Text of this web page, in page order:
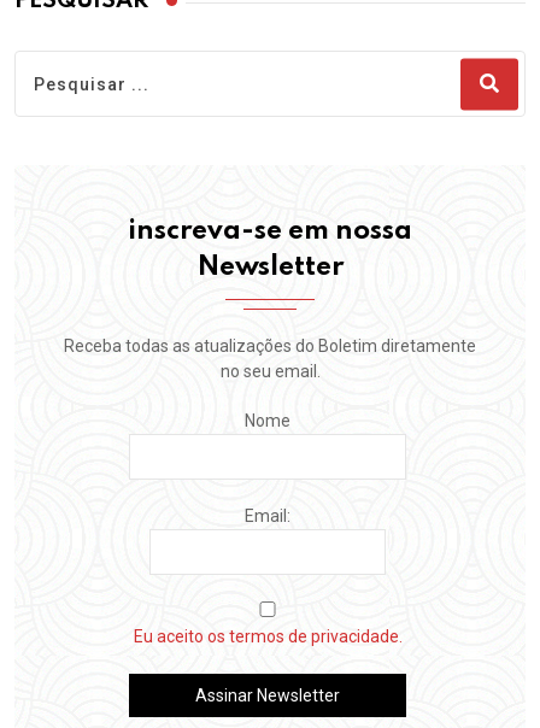
inscreva-se em nossa
Newsletter
Receba todas as atualizações do Boletim diretamente
no seu email.
Nome
Email:
Eu aceito os termos de privacidade.